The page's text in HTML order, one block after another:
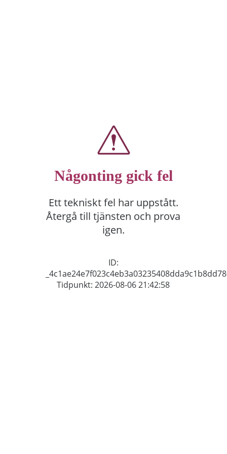
Någonting gick fel
Ett tekniskt fel har uppstått.
Återgå till tjänsten och prova
igen.
ID:
Tidpunkt: 2026-08-06 21:42:58